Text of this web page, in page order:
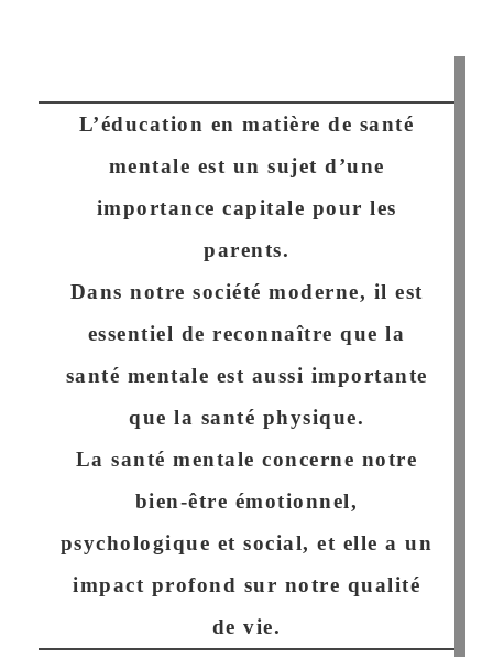
L’éducation en matière de santé
mentale est un sujet d’une
importance capitale pour les
parents.
Dans notre société moderne, il est
essentiel de reconnaître que la
santé mentale est aussi importante
que la santé physique.
La santé mentale concerne notre
bien-être émotionnel,
psychologique et social, et elle a un
impact profond sur notre qualité
de vie.